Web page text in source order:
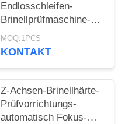
Endlosschleifen-
Brinellprüfmaschine-
Selbstdrehkopf-Touch
Screen Bank-Art Kgf
MOQ:1PCS
KONTAKT
Z-Achsen-Brinellhärte-
Prüfvorrichtungs-
automatisch Fokus-